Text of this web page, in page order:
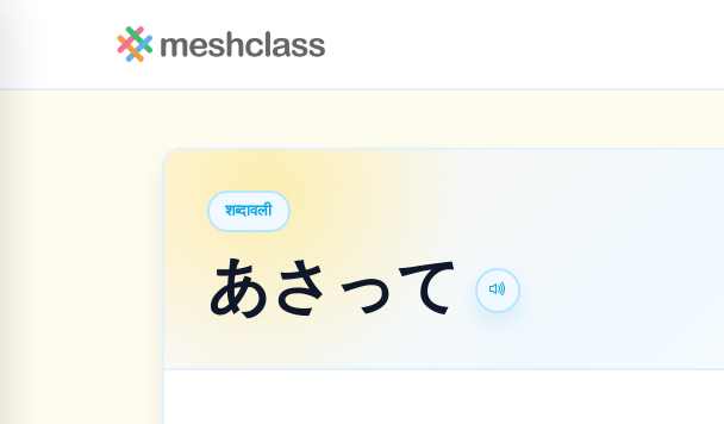
शब्दावली
あさって